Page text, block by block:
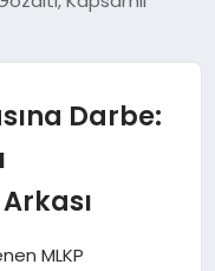
Darbe:
MLKP